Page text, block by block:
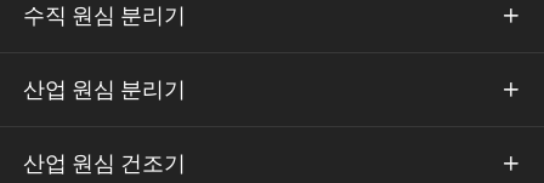
수직 원심 분리기 
산업 원심 분리기 
산업 원심 건조기 